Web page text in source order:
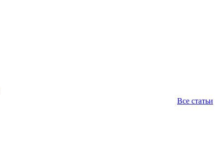
Все статьи